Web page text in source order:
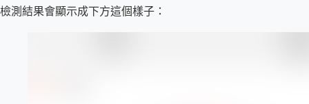
檢測結果會顯示成下方這個樣子：